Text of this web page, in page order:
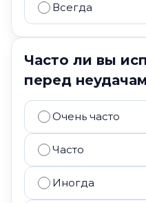
Всегда
Часто ли вы
перед
Очень часто
Часто
Иногда